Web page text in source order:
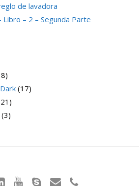
de lavadora
– 2 – Segunda Parte
(17)
(3)